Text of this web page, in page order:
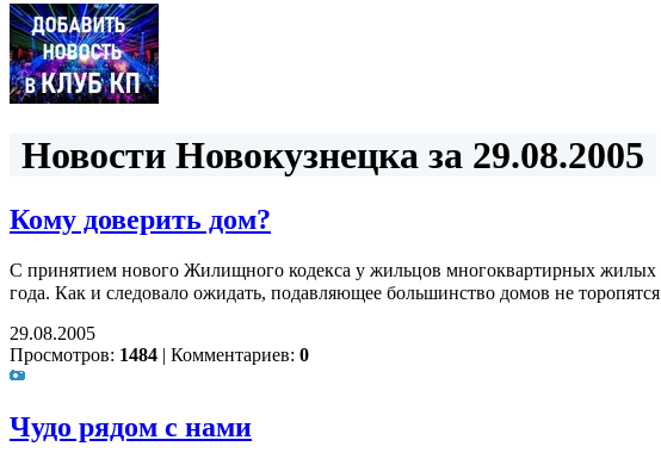
Новости Новокузнецка за 29.08.2005
Кому доверить дом?
С принятием нового Жилищного кодекса у жильцов многоквартирных жилых
года. Как и следовало ожидать, подавляющее большинство домов не
29.08.2005
Просмотров: 1484 | Комментариев: 0
Чудо рядом с нами